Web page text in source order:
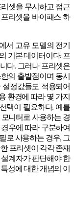
셋을 무시하고 접근
리셋을 바이패스 하
서 고유 모델의 전기
기본 데이터이다. 프
다. 그러나 프리셋은
의 출발점이며 동시
정값들도 적용되어
환경에 따라 몇 가지
택이 필요하다. 예를
니터로 사용하는 경
우에 따라 구분하여
로 사용하는 경우, 그
프리셋이 각각 존재
계자가 판단해야 한
성에 대한 개념의 이